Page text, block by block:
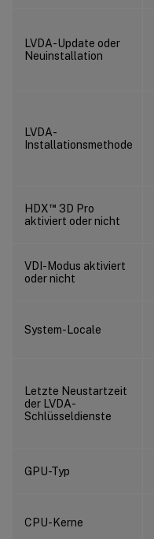
LVDA-Update oder
Neuinstallation
LVDA-
Installationsmethode
HDX™ 3D Pro
aktiviert oder nicht
VDI-Modus aktiviert
oder nicht
System-Locale
Letzte Neustartzeit
der LVDA-
Schlüsseldienste
GPU-Typ
CPU-Kerne